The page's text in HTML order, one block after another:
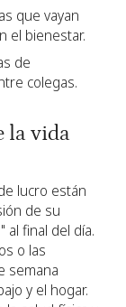
que vayan
el bienestar.
de
colegas.
la vida
lucro están
de su
al final del día.
o las
semana
y el hogar.